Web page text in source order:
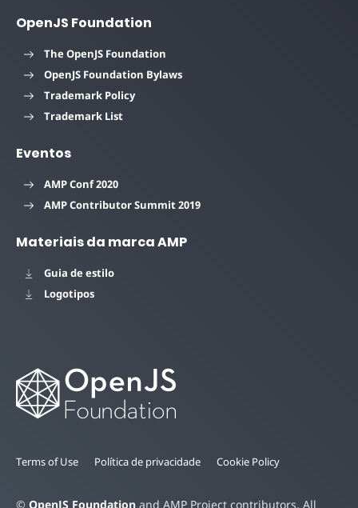
OpenJS Foundation
The OpenJS Foundation
OpenJS Foundation Bylaws
Trademark Policy
Trademark List
Eventos
AMP Conf 2020
AMP Contributor Summit 2019
Materiais da marca AMP
Guia de estilo
Logotipos
Terms of Use Política de privacidade Cookie Policy
© OpenJS Foundation and AMP Project contributors. All